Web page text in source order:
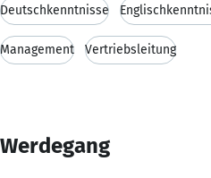
Deutschkenntnisse
Management Vertriebsleitung
Werdegang